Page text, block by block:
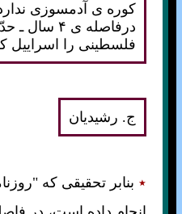
کوره ی آدمسوزی
درفاصله ی ۴ سال ـ
فلسطينی را
ج. رشيديان
٭ بنابر تحقيقی که